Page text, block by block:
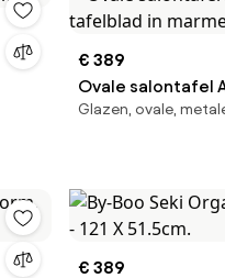
€ 389
Ovale salontafel
tafelblad in
Glazen, ovale,
€ 389